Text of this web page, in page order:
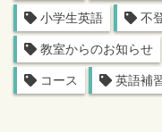
小学生英語 不
教室からのお知らせ
コース 英語補